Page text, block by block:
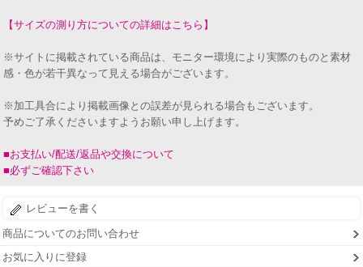
【サイズの測り方についての詳細はこちら】
※サイトに掲載されている商品は、モニター環境により実際のものと素材
感・色が若干異なって見える場合がございます。
※加工具合により掲載画像との誤差が見られる場合もございます。
予めご了承くださいますようお願い申し上げます。
■お支払い/配送/返品や交換について
■必ずご確認下さい
レビューを書く
商品についてのお問い合わせ
お気に入りに登録